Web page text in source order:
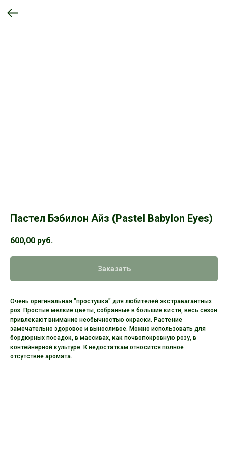
Пастел Бэбилон Айз (Pastel Babylon Eyes)
600,00 руб.
Заказать
Очень оригинальная "простушка" для любителей экстравагантных
роз. Простые мелкие цветы, собранные в большие кисти, весь сезон
привлекают внимание необычностью окраски. Растение
замечательно здоровое и выносливое. Можно использовать для
бордюрных посадок, в массивах, как почвопокровную розу, в
контейнерной культуре. К недостаткам относится полное
отсутствие аромата.